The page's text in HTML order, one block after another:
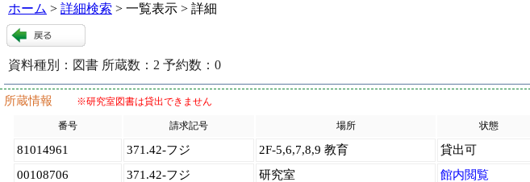
ホーム > 詳細検索 > 一覧表示 > 詳細
資料種別： 図書 所蔵数： 2 予約数： 0
所蔵情報 ※研究室図書は貸出できません
番号 請求記号 場所 状態
81014961 371.42-フジ 2F-5,6,7,8,9 教育
貸出可
00108706
371.42-フジ 研究室 館内閲覧